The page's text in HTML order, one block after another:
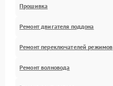
Прошивка
Ремонт двигателя поддона
Ремонт переключателей режимов
Ремонт волновода